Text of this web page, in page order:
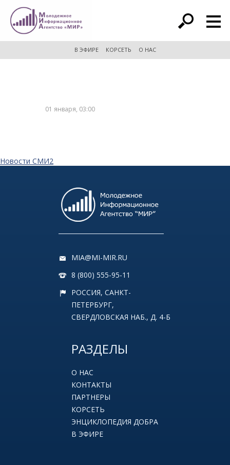
расширенный поиск
В ЭФИРЕ КОРСЕТЬ О НАС
01 января, 03:00
Новости СМИ2
MIA@MI-MIR.RU
8 (800) 555-95-11
РОССИЯ, САНКТ-
ПЕТЕРБУРГ,
СВЕРДЛОВСКАЯ НАБ., Д. 4-Б
РАЗДЕЛЫ
О НАС
КОНТАКТЫ
ПАРТНЕРЫ
КОРСЕТЬ
ЭНЦИКЛОПЕДИЯ ДОБРА
В ЭФИРЕ